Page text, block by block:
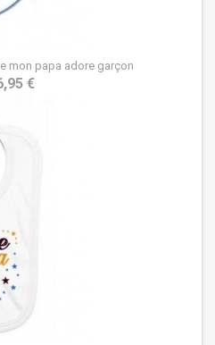
mon papa adore garçon
€